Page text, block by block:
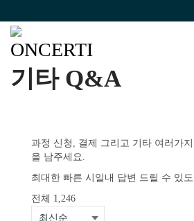
기타 Q&A
과정 신청, 결제 그리고 기타 여러가
을 남주세요.
최대한 빠른 시일내 답변 드릴 수 있
전체 1,246